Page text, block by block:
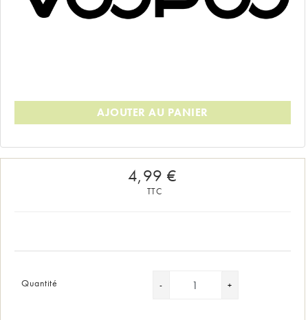
4,99 €
TTC
Quantité
AJOUTER AU PANIER